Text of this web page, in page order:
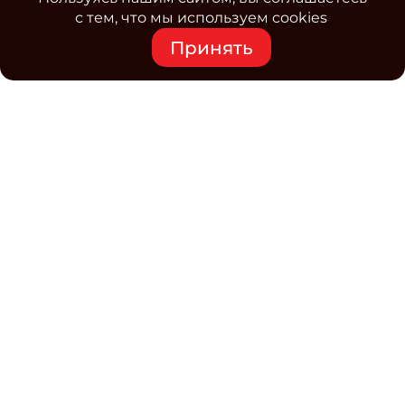
с тем, что мы используем cookies
Принять